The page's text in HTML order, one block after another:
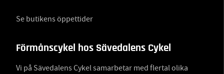
Se butikens öppettider
Förmånscykel hos Sävedalens Cykel
Vi på Sävedalens Cykel samarbetar med flertal olika